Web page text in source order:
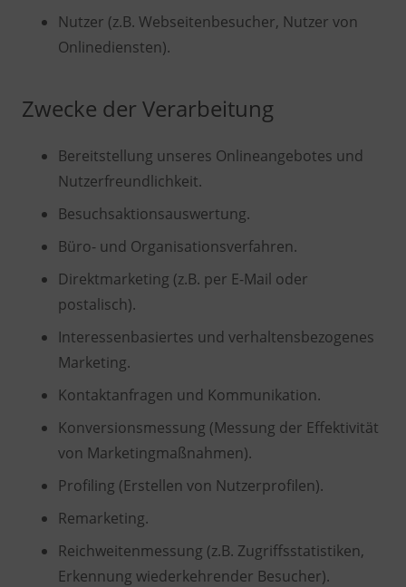
Nutzer (z.B. Webseitenbesucher, Nutzer von
Onlinediensten).
Zwecke der Verarbeitung
Bereitstellung unseres Onlineangebotes und
Nutzerfreundlichkeit.
Besuchsaktionsauswertung.
Büro- und Organisationsverfahren.
Direktmarketing (z.B. per E-Mail oder
postalisch).
Interessenbasiertes und verhaltensbezogenes
Marketing.
Kontaktanfragen und Kommunikation.
Konversionsmessung (Messung der Effektivität
von Marketingmaßnahmen).
Profiling (Erstellen von Nutzerprofilen).
Remarketing.
Reichweitenmessung (z.B. Zugriffsstatistiken,
Erkennung wiederkehrender Besucher).